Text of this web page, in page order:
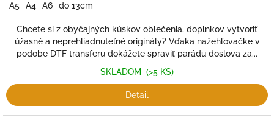
A5 A4 A6 do 13cm
Chcete si z obyčajných kúskov oblečenia, doplnkov vytvoriť
úžasné a neprehliadnuteľné originály? Vďaka nažehľovačke v
podobe DTF transferu dokážete spraviť parádu doslova za...
SKLADOM (>5 KS)
Detail